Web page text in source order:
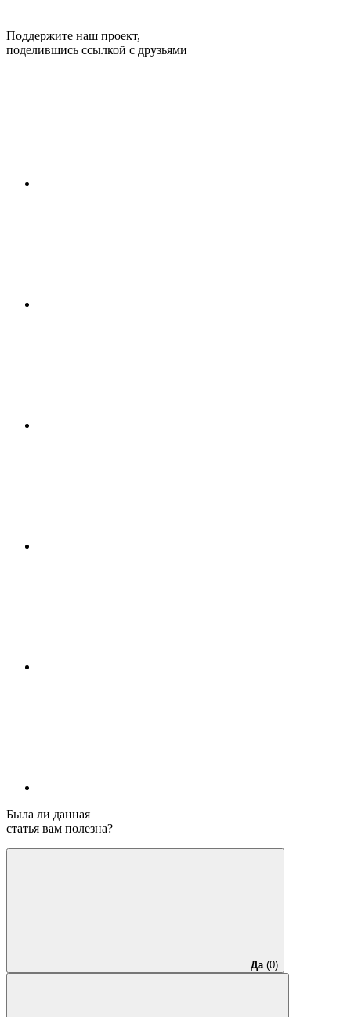
Поддержите наш проект,
поделившись ссылкой с друзьями
Была ли данная
статья вам полезна?
Да (0)